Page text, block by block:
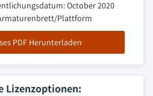
October 2020
Plattform
PDF Herunterladen
Lizenzoptionen: